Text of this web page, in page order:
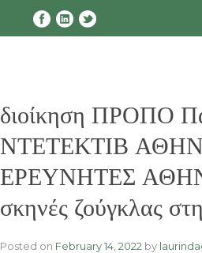
διοίκηση ΠΡΟΠΟ
ΝΤΕΤΕΚΤΙΒ
ΕΡΕΥΝΗΤΕΣ
σκηνές ζούγκλας
Posted on February 14, 2022 by